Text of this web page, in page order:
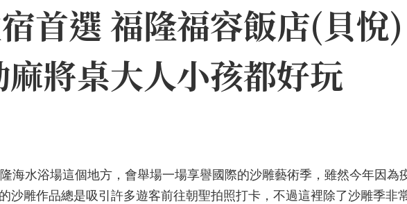
首選 福隆福容飯店(貝悅
將桌大人小孩都好玩
海水浴場這個地方，會舉場一場享譽國際的沙雕藝術季，雖然今年因為
沙雕作品總是吸引許多遊客前往朝聖拍照打卡，不過這裡除了沙雕季非